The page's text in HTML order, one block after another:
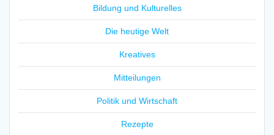
Bildung und Kulturelles
Die heutige Welt
Kreatives
Mitteilungen
Politik und Wirtschaft
Rezepte